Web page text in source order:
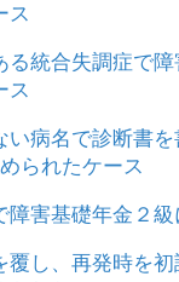
ス
る統合失調症で
ス
い病名で診断書
られたケース
障害基礎年金２
覆し、再発時を